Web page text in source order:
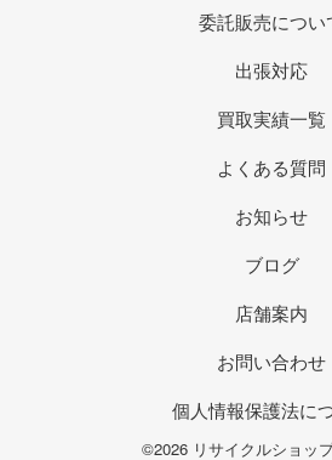
委託販売につい
出張対応
買取実績一覧
よくある質問
お知らせ
ブログ
店舗案内
お問い合わせ
個人情報保護法に
©2026 リサイクルショッ